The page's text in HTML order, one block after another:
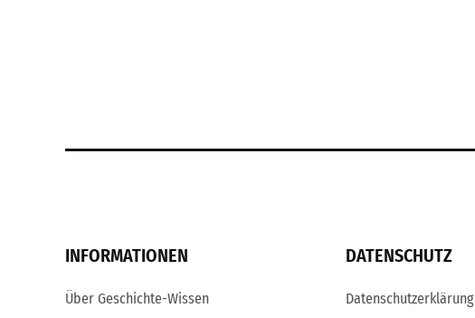
INFORMATIONEN
Über Geschichte-Wissen
DATENSCHUTZ
Datenschutzerklärung